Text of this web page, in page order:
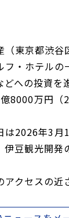
（東京都渋
・ホテル
への投資
8000万円（
2026年3
豆観光開発
クセスの